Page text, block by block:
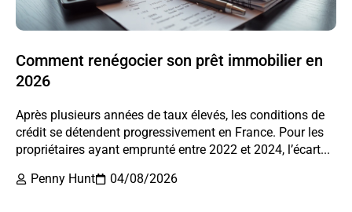
Comment renégocier son prêt immobilier en
2026
Après plusieurs années de taux élevés, les conditions de
crédit se détendent progressivement en France. Pour les
propriétaires ayant emprunté entre 2022 et 2024, l’écart...
Penny Hunt
04/08/2026